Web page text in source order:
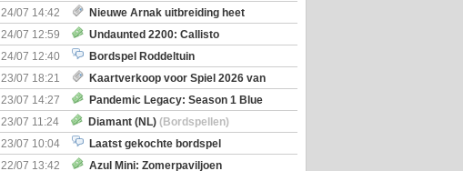
(Bordspellen)
24/07 14:42
Nieuwe Arnak uitbreiding heet
Surprise Shipments
24/07 12:59
Undaunted 2200: Callisto
(Bordspellen)
24/07 12:40
Bordspel Roddeltuin
23/07 18:21
Kaartverkoop voor Spiel 2026 van
start
23/07 14:27
Pandemic Legacy: Season 1 Blue
(Bordspellen)
23/07 11:24 Diamant (NL) (Bordspellen)
23/07 10:04
Laatst gekochte bordspel
22/07 13:42
Azul Mini: Zomerpaviljoen